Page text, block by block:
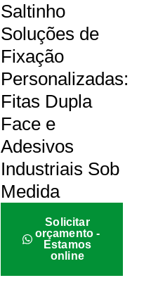
Saltinho
Soluções de
Fixação
Personalizadas:
Fitas Dupla
Face e
Adesivos
Industriais Sob
Medida
Solicitar
orçamento -
Estamos
online